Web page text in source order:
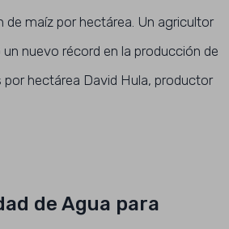
de maíz por hectárea. Un agricultor
nuevo récord en la producción de
por hectárea David Hula, productor
de Agua para